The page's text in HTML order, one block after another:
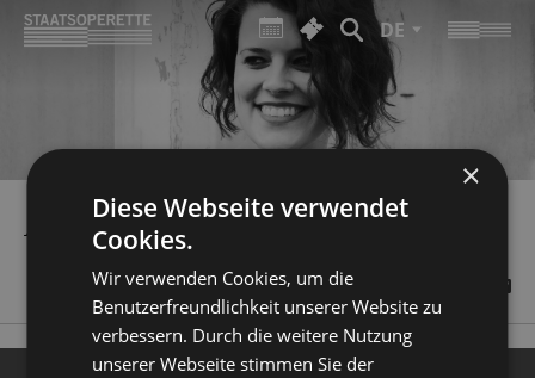
DE
ANNA SCHÖTTL
×
Diese Webseite verwendet
Cookies.
Wir verwenden Cookies, um die
Benutzerfreundlichkeit unserer Website zu
verbessern. Durch die weitere Nutzung
unserer Webseite stimmen Sie der